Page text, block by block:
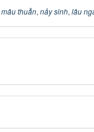
mâu thuẫn,nảy sinh,lâu